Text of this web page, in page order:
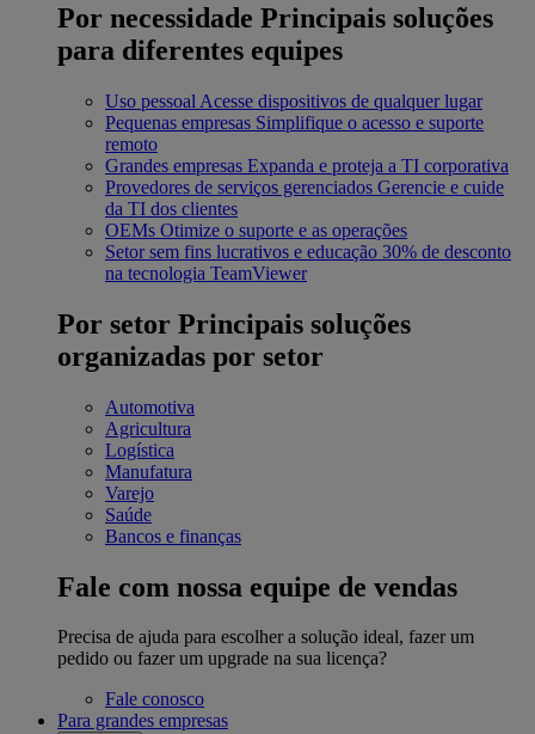
Por necessidade Principais soluções
para diferentes equipes
Uso pessoal Acesse dispositivos de qualquer lugar
Pequenas empresas Simplifique o acesso e suporte
remoto
Grandes empresas Expanda e proteja a TI corporativa
Provedores de serviços gerenciados Gerencie e cuide
da TI dos clientes
OEMs Otimize o suporte e as operações
Setor sem fins lucrativos e educação 30% de desconto
na tecnologia TeamViewer
Por setor Principais soluções
organizadas por setor
Automotiva
Agricultura
Logística
Manufatura
Varejo
Saúde
Bancos e finanças
Fale com nossa equipe de vendas
Precisa de ajuda para escolher a solução ideal, fazer um
pedido ou fazer um upgrade na sua licença?
Fale conosco
Para grandes empresas